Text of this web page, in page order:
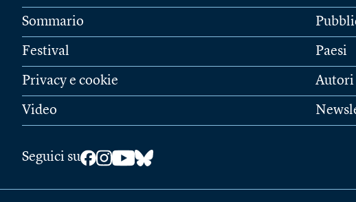
Sommario
Festival
Privacy e cookie
Video
Paesi
Autori
Seguici su